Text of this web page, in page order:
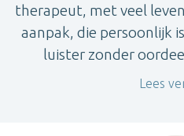
therapeut, met veel
aanpak, die persoonlijk
luister zonder
Lees